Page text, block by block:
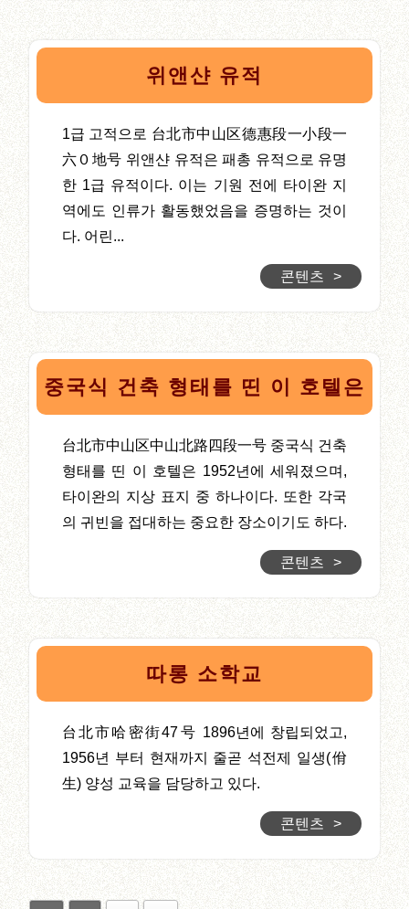
위앤샨 유적
1급 고적으로 台北市中山区德惠段一小段一
六０地号 위앤샨 유적은 패총 유적으로 유명
한 1급 유적이다. 이는 기원 전에 타이완 지
역에도 인류가 활동했었음을 증명하는 것이
다. 어린...
콘텐츠 >
중국식 건축 형태를 띤 이 호텔은
台北市中山区中山北路四段一号 중국식 건축
형태를 띤 이 호텔은 1952년에 세워졌으며,
타이완의 지상 표지 중 하나이다. 또한 각국
의 귀빈을 접대하는 중요한 장소이기도 하다.
콘텐츠 >
따롱 소학교
台北市哈密街47号 1896년에 창립되었고,
1956년 부터 현재까지 줄곧 석전제 일생(佾
生) 양성 교육을 담당하고 있다.
콘텐츠 >